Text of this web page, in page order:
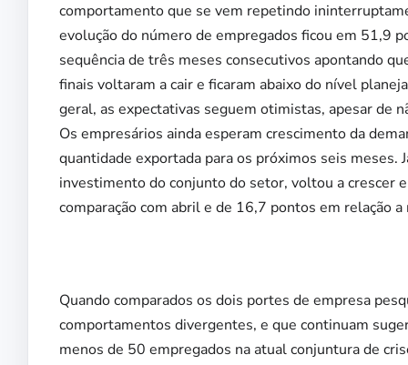
comportamento que se vem repetindo
evolução do número de empregados ficou em 51,9
sequência de três meses consecutivos apontando
finais voltaram a cair e ficaram abaixo do nível
geral, as expectativas seguem otimistas, apesar de
Os empresários ainda esperam crescimento da
quantidade exportada para os próximos seis meses.
investimento do conjunto do setor, voltou a crescer
comparação com abril e de 16,7 pontos em relação
Quando comparados os dois portes de empresa
comportamentos divergentes, e que continuam
menos de 50 empregados na atual conjuntura de